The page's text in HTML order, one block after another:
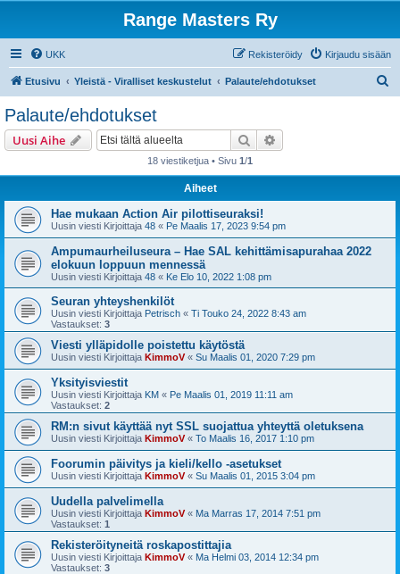
Range Masters Ry
UKK Kirjaudu sisään
Rekisteröidy
Etusivu Yleistä - Viralliset keskustelut Palaute/ehdotukset
Palaute/ehdotukset
Uusi Aihe Etsi
18 viestiketjua • Sivu 1/1
Aiheet
Hae mukaan Action Air pilottiseuraksi!
Uusin viesti Kirjoittaja 48 « Pe Maalis 17, 2023 9:54 pm
Ampumaurheiluseura – Hae SAL kehittämisapurahaa 2022
elokuun loppuun mennessä
Uusin viesti Kirjoittaja 48 « Ke Elo 10, 2022 1:08 pm
Seuran yhteyshenkilöt
Uusin viesti Kirjoittaja Petrisch « Ti Touko 24, 2022 8:43 am
Vastaukset: 3
Viesti ylläpidolle poistettu käytöstä
Uusin viesti Kirjoittaja KimmoV« Su Maalis 01, 2020 7:29 pm
Yksityisviestit
Uusin viesti Kirjoittaja KM « Pe Maalis 01, 2019 11:11 am
Vastaukset: 2
RM:n sivut käyttää nyt SSL suojattua yhteyttä oletuksena
Uusin viesti Kirjoittaja KimmoV« To Maalis 16, 2017 1:10 pm
Foorumin päivitys ja kieli/kello -asetukset
Uusin viesti Kirjoittaja KimmoV« Su Maalis 01, 2015 3:04 pm
Uudella palvelimella
Uusin viesti Kirjoittaja KimmoV« Ma Marras 17, 2014 7:51 pm
Vastaukset: 1
Rekisteröityneitä roskapostittajia
Uusin viesti Kirjoittaja KimmoV« Ma Helmi 03, 2014 12:34 pm
Vastaukset: 3